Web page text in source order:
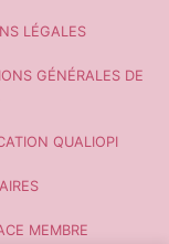
LÉGALES
GÉNÉRALES DE
QUALIOPI
MEMBRE